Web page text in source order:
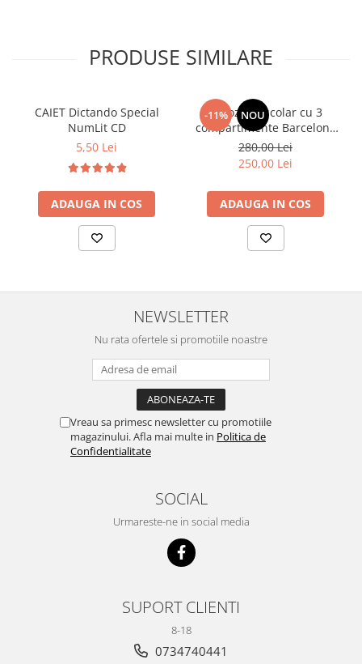
PRODUSE SIMILARE
CAIET Dictando Special
NumLit CD
5,50 Lei
ADAUGA IN COS
-11% NOU
Ghiozdan școlar cu 3
compartimente Barcelona
AB340 Astrabag
albastru/rosu
280,00 Lei
250,00 Lei
ADAUGA IN COS
NEWSLETTER
Nu rata ofertele si promotiile noastre
Vreau sa primesc newsletter cu promotiile
magazinului. Afla mai multe in Politica de
Confidentialitate
SOCIAL
Urmareste-ne in social media
SUPORT CLIENTI
8-18
0734740441